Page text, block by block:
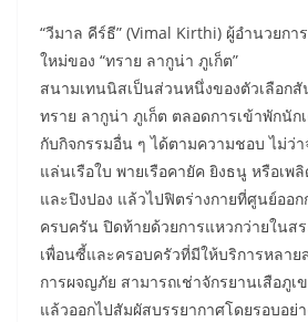
“วีมาล คีร์ธี” (Vimal Kirthi) ผู้อำนวยก
ใหม่ของ “ทราย ลากูน่า ภูเก็ต”
สนามเทนนิสเป็นส่วนหนึ่งของตัวเลือก
ทราย ลากูน่า ภูเก็ต ตลอดการเข้าพักนัก
กับกิจกรรมอื่น ๆ ได้ตามความชอบ ไม่ว่
แล่นเรือใบ พายเรือคายัค ยิงธนู หรือเพ
และปิงปอง แล้วไปฟิตร่างกายที่ศูนย์ออ
ครบครัน ปิดท้ายด้วยการแหวกว่ายในส
เพื่อนซี้และครอบครัวที่มีให้บริการหลา
การผจญภัย สามารถเช่าจักรยานเสือภูเ
แล้วออกไปสัมผัสบรรยากาศโดยรอบอย่